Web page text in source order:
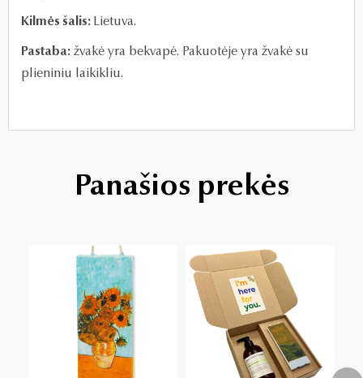
Kilmės šalis: Lietuva.
Pastaba: žvakė yra bekvapė. Pakuotėje yra žvakė su
plieniniu laikikliu.
Panašios prekės